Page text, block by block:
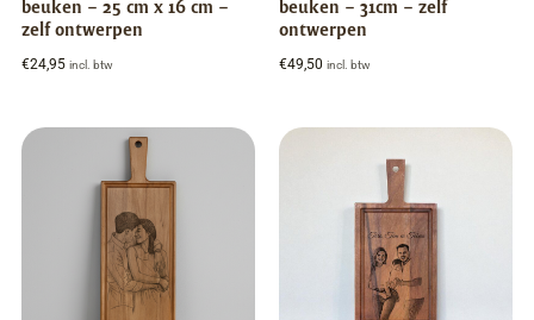
beuken – 25 cm x 16 cm –
zelf ontwerpen
€24,95 incl. btw
beuken – 31cm – zelf
ontwerpen
€49,50 incl. btw